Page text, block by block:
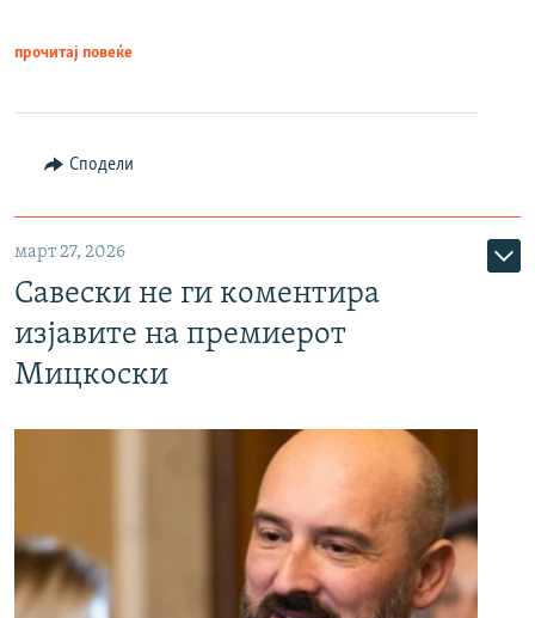
прочитај повеќе
Сподели
март 27, 2026
Савески не ги коментира
изјавите на премиерот
Мицкоски